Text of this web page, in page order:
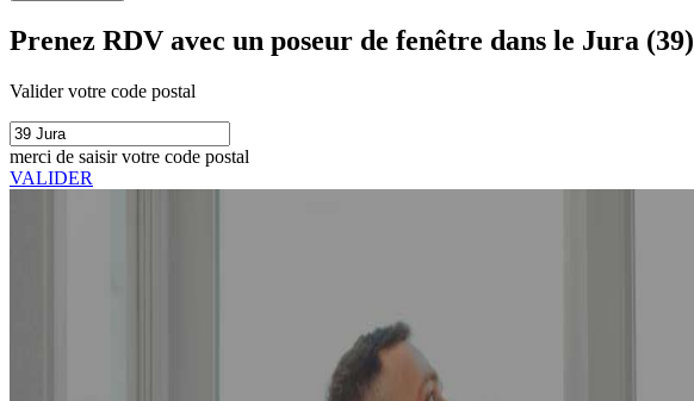
Prenez RDV avec un poseur de fenêtre dans le Jura (39)
Valider votre code postal
merci de saisir votre code postal
VALIDER